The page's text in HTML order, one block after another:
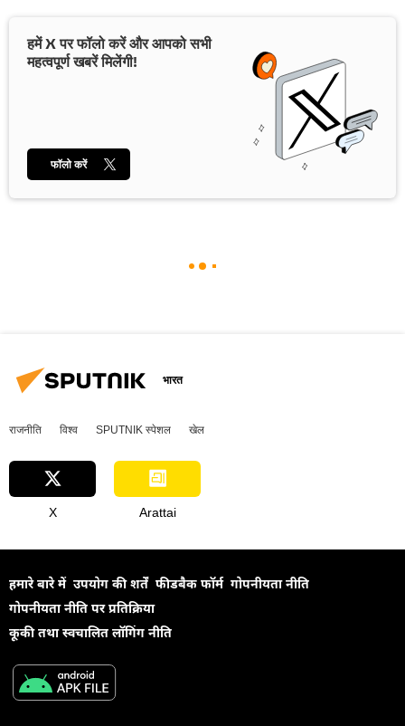
हमें X पर फॉलो करें और आपको सभी
महत्वपूर्ण खबरें मिलेंगी!
फॉलो करें
भारत
राजनीति विश्व SPUTNIK स्पेशल खेल
X Arattai
हमारे बारे में उपयोग की शर्तें फीडबैक फॉर्म गोपनीयता नीति
गोपनीयता नीति पर प्रतिक्रिया
कूकी तथा स्वचालित लॉगिंग नीति